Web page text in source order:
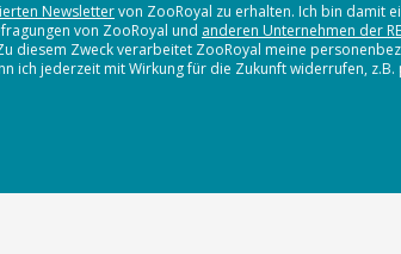
Newslettervon ZooRoyal zu erhalten. Ich bin damit
von ZooRoyal und anderen Unternehmen der
diesem Zweck verarbeitet ZooRoyal meine
ich jederzeit mit Wirkung für die Zukunft widerrufen,